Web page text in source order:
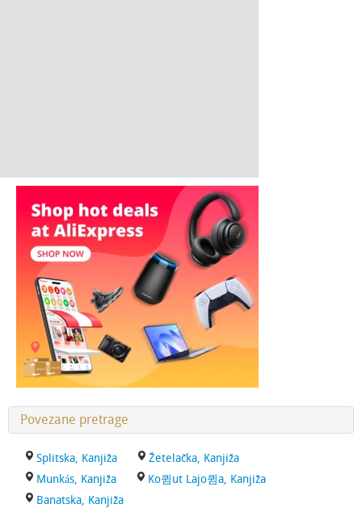
Povezane pretrage
Splitska, Kanjiža
Žetelačka, Kanjiža
Munkás, Kanjiža
Ko큄ut Lajo큄a, Kanjiža
Banatska, Kanjiža